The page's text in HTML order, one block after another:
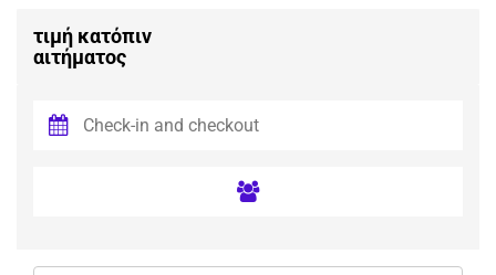
τιμή κατόπιν
αιτήματος